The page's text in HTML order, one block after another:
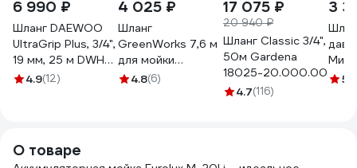
6 990 ₽
Шланг DAEWOO
UltraGrip Plus, 3/4",
19 мм, 25 м DWH
5134
4.9(12)
4 025 ₽
Шланг
GreenWorks 7,6 м
для мойки
высокого
4.8(6)
17 075 ₽
20 940 ₽
Шланг Classic 3/4",
50м Gardena
18025-20.000.00
4.7(116)
3
Миг-
5
О товаре